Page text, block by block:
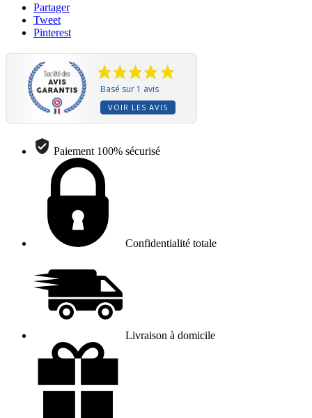
Partager
Tweet
Pinterest
Basé sur 1 avis
VOIR LES AVIS
Paiement 100% sécurisé
Confidentialité totale
Livraison à domicile